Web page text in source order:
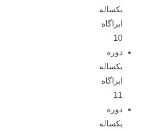
یکساله
ابراگاه
10
دوره
یکساله
ابراگاه
11
دوره
یکساله